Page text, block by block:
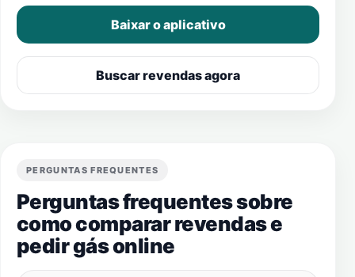
Baixar o aplicativo
Buscar revendas agora
PERGUNTAS FREQUENTES
Perguntas frequentes sobre
como comparar revendas e
pedir gás online